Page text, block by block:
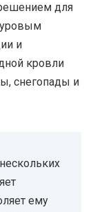
для
и
кровли
снегопады и
ему